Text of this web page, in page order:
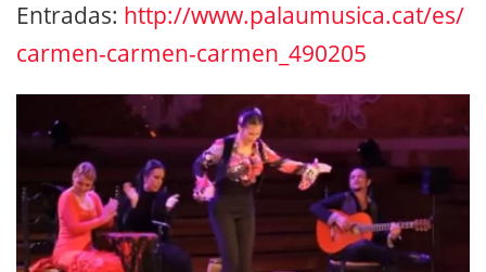
Entradas: http://www.palaumusica.cat/es/
carmen-carmen-carmen_490205